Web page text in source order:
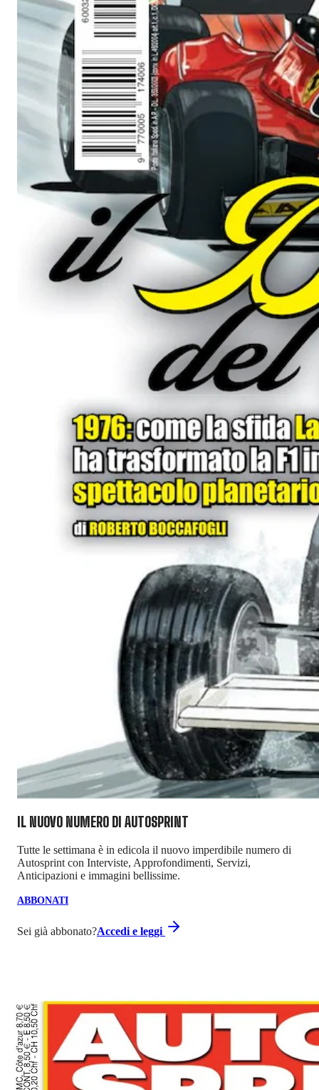
IL NUOVO NUMERO DI AUTOSPRINT
Tutte le settimana è in edicola il nuovo imperdibile numero di
Autosprint con Interviste, Approfondimenti, Servizi,
Anticipazioni e immagini bellissime.
ABBONATI
Sei già abbonato?Accedi e leggi